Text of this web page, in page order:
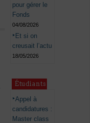
pour gérer le
Fonds
04/08/2026
Et si on
creusait l’actu
18/05/2026
Étudiants
Appel à
candidatures :
Master class